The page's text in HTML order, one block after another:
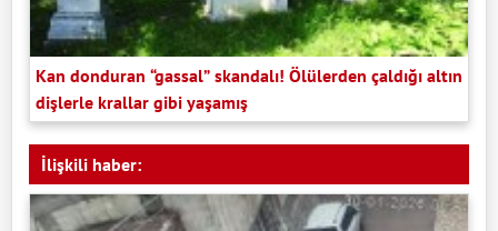
Kan donduran “gassal” skandalı! Ölülerden çaldığı altın
dişlerle krallar gibi yaşamış
İlişkili haber: